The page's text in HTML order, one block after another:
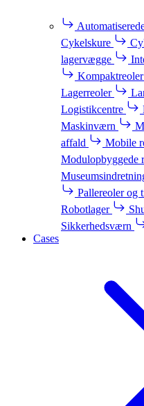
Cykelskure
lagervægge
Kompaktreoler
Lagerreoler
Logistikcentre
Maskinværn
affald
Mobile
Modulopbyggede
Pallereoler og
Robotlager
Sikkerhedsværn
Cases